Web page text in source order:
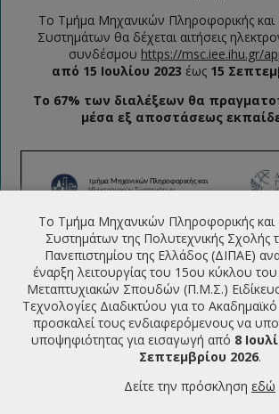
Το Τμήμα Μηχανικών Πληροφορικής και
Συστημάτων θα δέχεται αιτήσεις
συνδέσμου https://msc.iee.ihu.gr/
από 15 Ιουλίου 2023 έως15
Τo 67% των διαλέξεων θα
μέσα εξ αποστάσεως
Το Τμήμα Μηχανικών Πληροφορικής και
Συστημάτων της Πολυτεχνικής Σχολής
Πανεπιστημίου της Ελλάδος (ΔΙΠΑΕ)
έναρξη λειτουργίας του 15ου κύκλου
Μεταπτυχιακών Σπουδών (Π.Μ.Σ.)
Τεχνολογίες Διαδικτύου για το
προσκαλεί τους ενδιαφερόμενους να
υποψηφιότητας για εισαγωγή από 8
Σεπτεμβρίου 2026.
Δείτε την πρόσκληση εδώ